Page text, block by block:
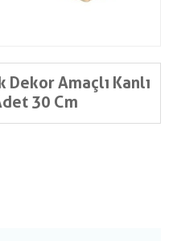
Amaçlı Kanlı
30 Cm